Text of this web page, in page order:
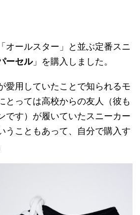
オールスター」と並ぶ定番スニ
ーセル」を購入しました。
愛用していたことで知られるモ
とっては高校からの友人（彼も
です）が履いていたスニーカー
うこともあって、自分で購入す